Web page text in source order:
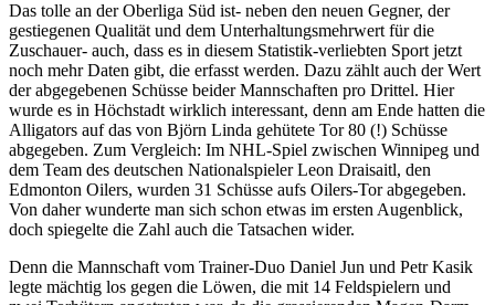
Das tolle an der Oberliga Süd ist- neben den neuen Gegner, der
gestiegenen Qualität und dem Unterhaltungsmehrwert für die
Zuschauer- auch, dass es in diesem Statistik-verliebten Sport jetzt
noch mehr Daten gibt, die erfasst werden. Dazu zählt auch der Wert
der abgegebenen Schüsse beider Mannschaften pro Drittel. Hier
wurde es in Höchstadt wirklich interessant, denn am Ende hatten die
Alligators auf das von Björn Linda gehütete Tor 80 (!) Schüsse
abgegeben. Zum Vergleich: Im NHL-Spiel zwischen Winnipeg und
dem Team des deutschen Nationalspieler Leon Draisaitl, den
Edmonton Oilers, wurden 31 Schüsse aufs Oilers-Tor abgegeben.
Von daher wunderte man sich schon etwas im ersten Augenblick,
doch spiegelte die Zahl auch die Tatsachen wider.
Denn die Mannschaft vom Trainer-Duo Daniel Jun und Petr Kasik
legte mächtig los gegen die Löwen, die mit 14 Feldspielern und